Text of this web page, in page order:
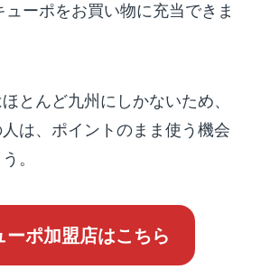
ューポをお買い物に充当できま
とんど九州にしかないため、
は、ポイントのまま使う機会
。
ーポ加盟店はこちら